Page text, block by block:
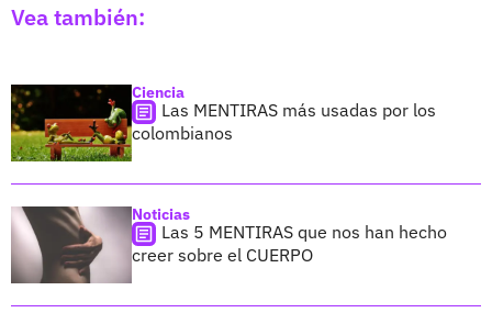
Vea también:
Ciencia
Las MENTIRAS más usadas por los
colombianos
Noticias
Las 5 MENTIRAS que nos han hecho
creer sobre el CUERPO